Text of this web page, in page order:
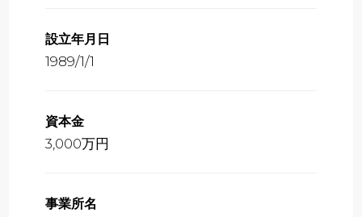
設立年月日
1989/1/1
資本金
3,000万円
事業所名